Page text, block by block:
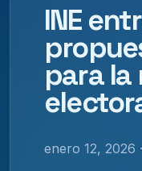
INE
para la
enero 12, 2026